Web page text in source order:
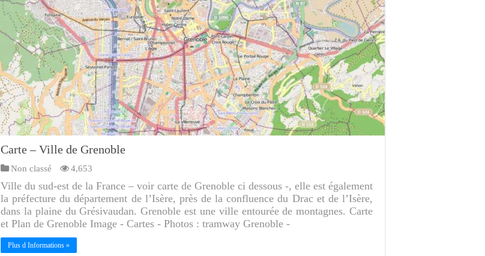
Carte – Ville de Grenoble
Non classé 4,653
Ville du sud-est de la France – voir carte de Grenoble ci dessous -, elle est également
la préfecture du département de l’Isère, près de la confluence du Drac et de l’Isère,
dans la plaine du Grésivaudan. Grenoble est une ville entourée de montagnes. Carte
et Plan de Grenoble Image - Cartes - Photos : tramway Grenoble -
Plus d Informations »